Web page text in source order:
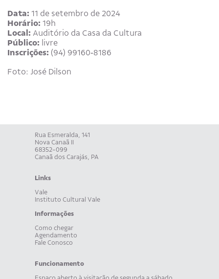
Data: 11 de setembro de 2024
Horário: 19h
Local: Auditório da Casa da Cultura
Público: livre
Inscrições: (94) 99160‑8186
Foto: José Dilson
Rua Esmeralda, 141
Nova Canaã II
68352-099
Canaã dos Carajás, PA
Links
Vale
Instituto Cultural Vale
Informações
Como chegar
Agendamento
Fale Conosco
Funcionamento